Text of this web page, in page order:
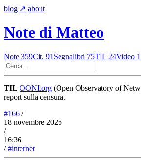
blog ↗︎ about
Note di Matteo
Note 359Cit. 91 Segnalibri 75TIL 24Video
TIL OONI.org (Open Observatory of
report sulla censura.
#166 /
18 novembre 2025
/
16:36
/#internet